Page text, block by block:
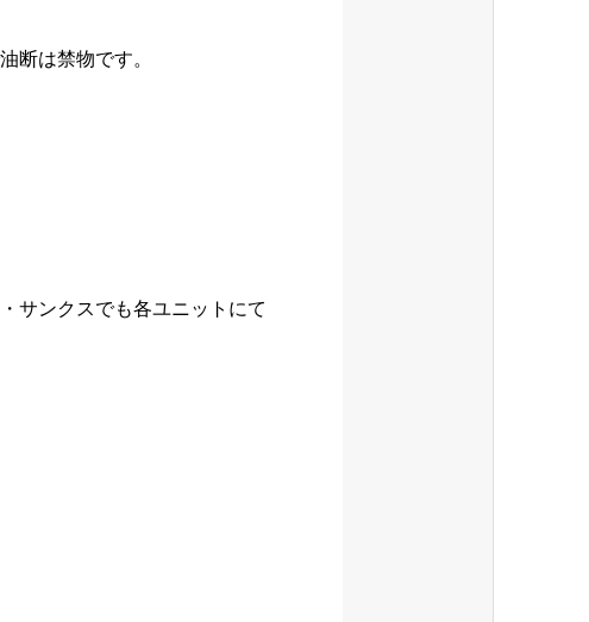
断は禁物です。
サンクスでも各ユニットにて